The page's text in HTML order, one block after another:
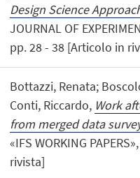
Design Science
JOURNAL OF
pp. 28 - 38 [Articolo in
Bottazzi, Renata;
Conti, Riccardo, Work
from merged data
«IFS WORKING
rivista]